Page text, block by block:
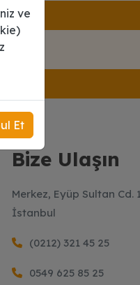
Bize Ulaşın
Merkez, Eyüp Sultan
İstanbul
(0212) 321 45 25
0549 625 85 25
ve
Et